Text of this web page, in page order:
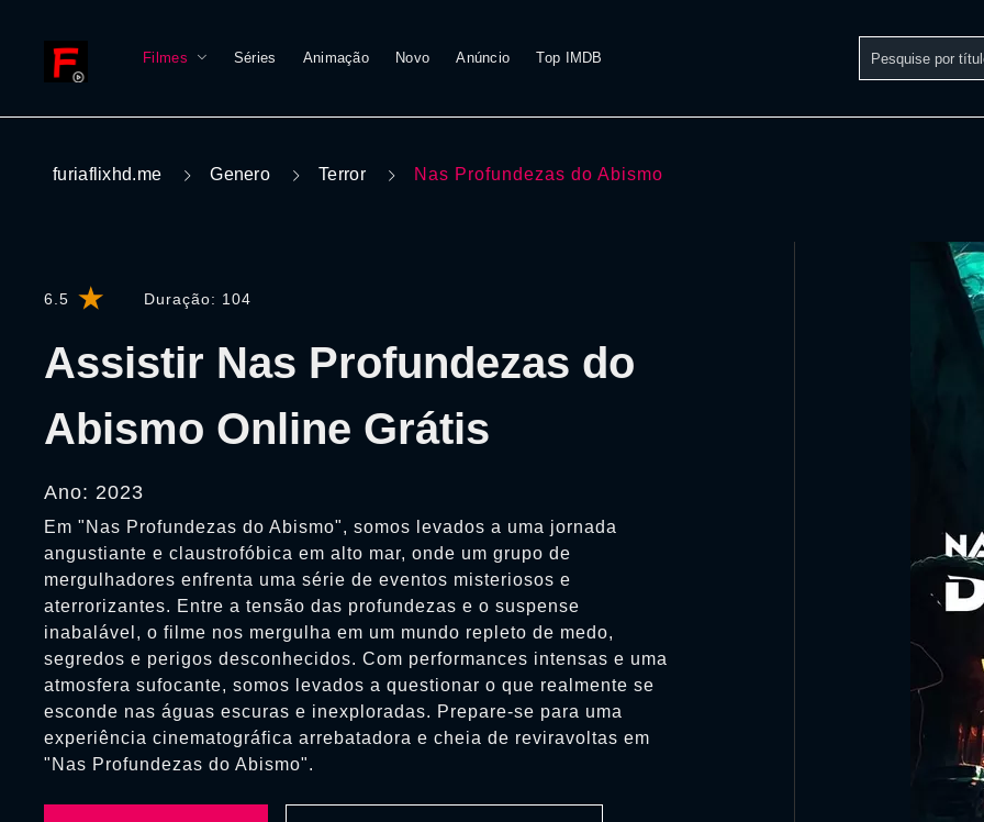
Filmes Séries Animação Novo Anúncio Top IMDB
furiaflixhd.me Genero Terror Nas Profundezas do Abismo
6.5 Duração: 104
Assistir Nas Profundezas do
Abismo Online Grátis
Ano: 2023
Em "Nas Profundezas do Abismo", somos levados a uma jornada
angustiante e claustrofóbica em alto mar, onde um grupo de
mergulhadores enfrenta uma série de eventos misteriosos e
aterrorizantes. Entre a tensão das profundezas e o suspense
inabalável, o filme nos mergulha em um mundo repleto de medo,
segredos e perigos desconhecidos. Com performances intensas e uma
atmosfera sufocante, somos levados a questionar o que realmente se
esconde nas águas escuras e inexploradas. Prepare-se para uma
experiência cinematográfica arrebatadora e cheia de reviravoltas em
"Nas Profundezas do Abismo".